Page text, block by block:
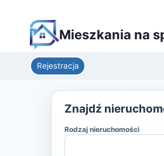
Mieszkania na
Rejestracja
Znajdź
Rodzaj nieruchomości